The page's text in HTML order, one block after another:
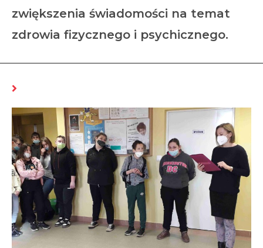
zwiększenia świadomości na temat
zdrowia fizycznego i psychicznego.